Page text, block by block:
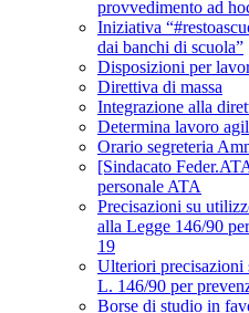
provvedimento ad
Iniziativa
dai banchi di scuola”
Disposizioni per
Direttiva di massa
Integrazione alla
Determina lavoro
Orario segreteria
[Sindacato
personale ATA
Precisazioni su
alla Legge 146/90
19
Ulteriori
L. 146/90 per
Borse di studio in